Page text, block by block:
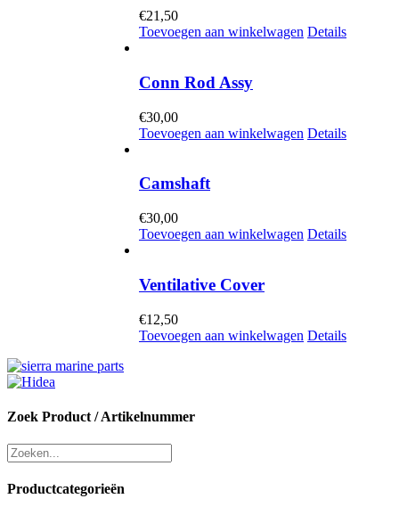
€21,50
Toevoegen aan winkelwagen Details
Conn Rod Assy
€30,00
Toevoegen aan winkelwagen Details
Camshaft
€30,00
Toevoegen aan winkelwagen Details
Ventilative Cover
€12,50
Toevoegen aan winkelwagen Details
Zoek Product / Artikelnummer
Productcategorieën